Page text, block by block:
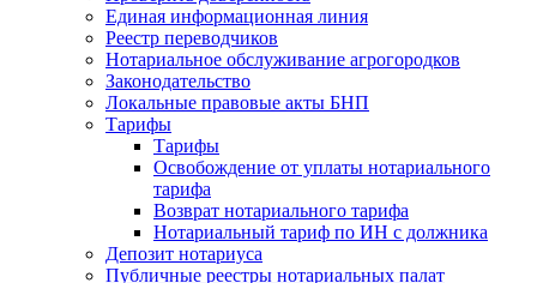
Единая информационная линия
Реестр переводчиков
Нотариальное обслуживание агрогородков
Законодательство
Локальные правовые акты БНП
Тарифы
Тарифы
Освобождение от уплаты нотариального
тарифа
Возврат нотариального тарифа
Нотариальный тариф по ИН с должника
Депозит нотариуса
Публичные реестры нотариальных палат